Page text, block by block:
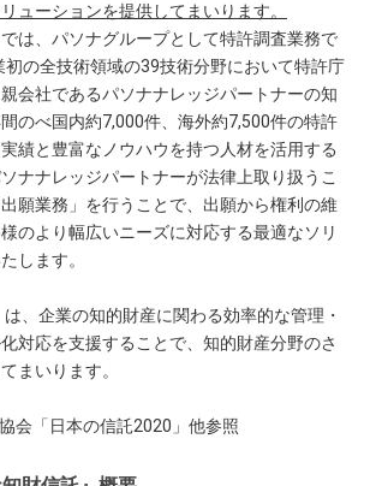
ューションを提供してまいります。
では、パソナグループとして特許調査業務で
の全技術領域の39技術分野において特許庁
会社であるパソナナレッジパートナーの知
のべ国内約7,000件、海外約7,500件の特許
績と豊富なノウハウを持つ人材を活用する
ナナレッジパートナーが法律上取り扱うこ
願業務」を行うことで、出願から権利の維
のより幅広いニーズに対応する最適なソリ
します。
は、企業の知的財産に関わる効率的な管理・
対応を支援することで、知的財産分野のさ
まいります。
会「日本の信託2020」他参照